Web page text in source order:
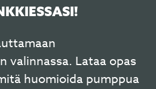
valinnassa. Lataa opas
huomioida pumppua